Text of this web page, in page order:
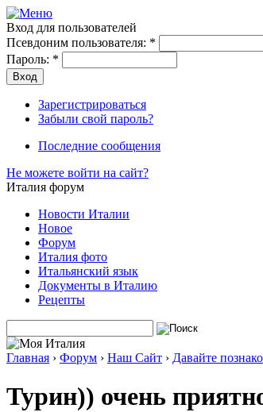
Вход для пользователей
Псевдоним пользователя: *
Пароль: *
Зарегистрироваться
Забыли свой пароль?
Последние сообщения
Не можете войти на сайт?
Италия форум
Новости Италии
Новое
Форум
Италия фото
Итальянский язык
Документы в Италию
Рецепты
Главная › Форум › Наш Сайт › Давайте
Турин)) очень